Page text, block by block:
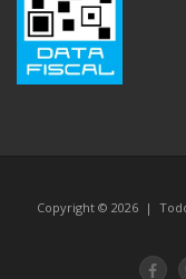
Copyright © 2026 |